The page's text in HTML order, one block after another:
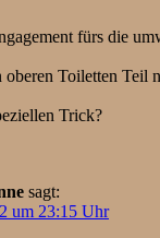
fürs die
oberen Toiletten Teil
Trick?
sagt:
um 23:15 Uhr